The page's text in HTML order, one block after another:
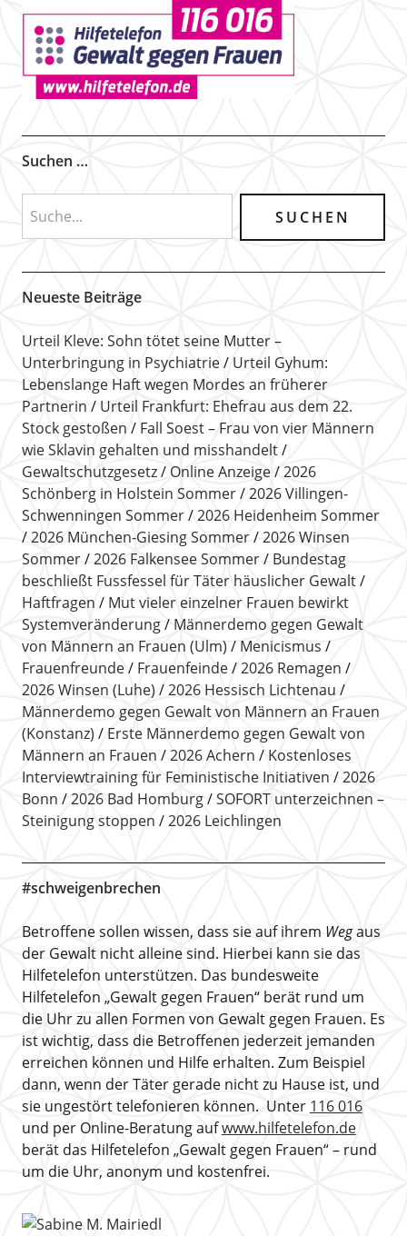
Suchen …
Neueste Beiträge
Urteil Kleve: Sohn tötet seine Mutter –
Unterbringung in Psychiatrie
Urteil Gyhum:
Lebenslange Haft wegen Mordes an früherer
Partnerin
Urteil Frankfurt: Ehefrau aus dem 22.
Stock gestoßen
Fall Soest – Frau von vier Männern
wie Sklavin gehalten und misshandelt
Gewaltschutzgesetz
Online Anzeige
2026
Schönberg in Holstein Sommer
2026 Villingen-
Schwenningen Sommer
2026 Heidenheim Sommer
2026 München-Giesing Sommer
2026 Winsen
Sommer
2026 Falkensee Sommer
Bundestag
beschließt Fussfessel für Täter häuslicher Gewalt
Haftfragen
Mut vieler einzelner Frauen bewirkt
Systemveränderung
Männerdemo gegen Gewalt
von Männern an Frauen (Ulm)
Menicismus
Frauenfreunde
Frauenfeinde
2026 Remagen
2026 Winsen (Luhe)
2026 Hessisch Lichtenau
Männerdemo gegen Gewalt von Männern an Frauen
(Konstanz)
Erste Männerdemo gegen Gewalt von
Männern an Frauen
2026 Achern
Kostenloses
Interviewtraining für Feministische Initiativen
2026
Bonn
2026 Bad Homburg
SOFORT unterzeichnen –
Steinigung stoppen
2026 Leichlingen
#schweigenbrechen
Betroffene sollen wissen, dass sie auf ihrem Wegaus
der Gewalt nicht alleine sind. Hierbei kann sie das
Hilfetelefon unterstützen. Das bundesweite
Hilfetelefon „Gewalt gegen Frauen“ berät rund um
die Uhr zu allen Formen von Gewalt gegen Frauen. Es
ist wichtig, dass die Betroffenen jederzeit jemanden
erreichen können und Hilfe erhalten. Zum Beispiel
dann, wenn der Täter gerade nicht zu Hause ist, und
sie ungestört telefonieren können. Unter 116 016
und per Online-Beratung aufwww.hilfetelefon.de
berät das Hilfetelefon „Gewalt gegen Frauen“ – rund
um die Uhr, anonym und kostenfrei.